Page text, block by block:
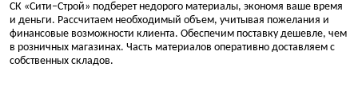
СК «Сити–Строй» подберет недорого материалы, экономя ваше время
и деньги. Рассчитаем необходимый объем, учитывая пожелания и
финансовые возможности клиента. Обеспечим поставку дешевле, чем
в розничных магазинах. Часть материалов оперативно доставляем с
собственных складов.